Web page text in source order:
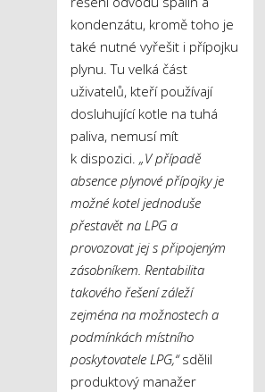
kondenzátu, kromě toho je
také nutné vyřešit i přípojku
plynu. Tu velká část
uživatelů, kteří používají
dosluhující kotle na tuhá
paliva, nemusí mít
k dispozici. „V případě
absence plynové přípojky je
možné kotel jednoduše
přestavět na LPG a
provozovat jej s připojeným
zásobníkem. Rentabilita
takového řešení záleží
zejména na možnostech a
podmínkách místního
poskytovatele LPG,“sdělil
produktový manažer